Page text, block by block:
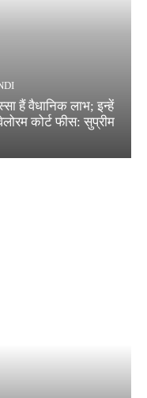
हैं वैधानिक लाभ; इन्हें
कोर्ट फीस: सुप्रीम